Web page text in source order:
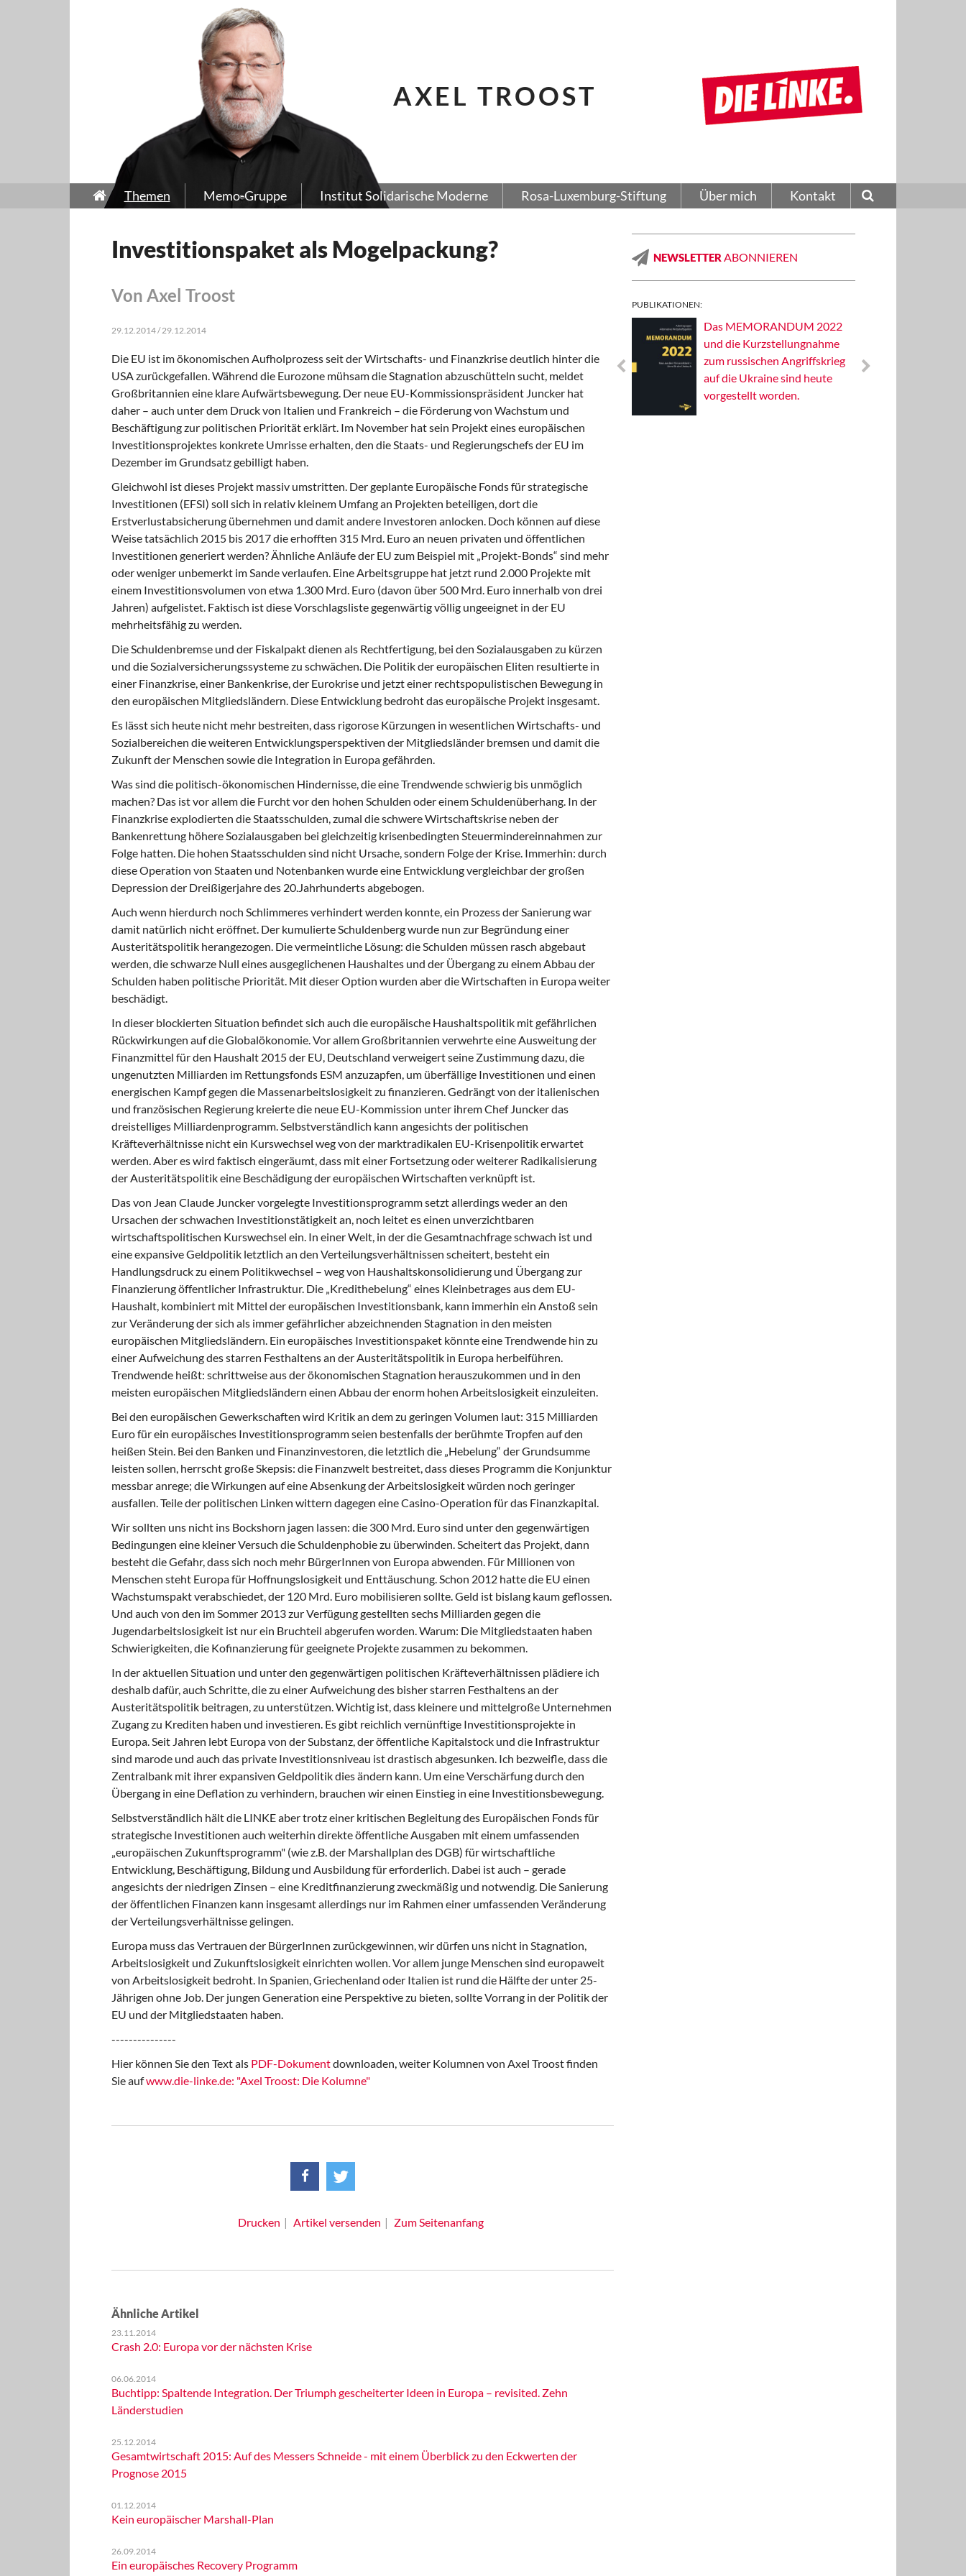
AXEL TROOST
Themen Memo-Gruppe Institut Solidarische Moderne Rosa-Luxemburg-Stiftung Über mich Kontakt
Investitionspaket als Mogelpackung?
Von Axel Troost
29.12.2014 / 29.12.2014
Die EU ist im ökonomischen Aufholprozess seit der Wirtschafts- und Finanzkrise deutlich hinter die
USA zurückgefallen. Während die Eurozone mühsam die Stagnation abzuschütteln sucht, meldet
Großbritannien eine klare Aufwärtsbewegung. Der neue EU-Kommissionspräsident Juncker hat
daher – auch unter dem Druck von Italien und Frankreich – die Förderung von Wachstum und
Beschäftigung zur politischen Priorität erklärt. Im November hat sein Projekt eines europäischen
Investitionsprojektes konkrete Umrisse erhalten, den die Staats- und Regierungschefs der EU im
Dezember im Grundsatz gebilligt haben.
Gleichwohl ist dieses Projekt massiv umstritten. Der geplante Europäische Fonds für strategische
Investitionen (EFSI) soll sich in relativ kleinem Umfang an Projekten beteiligen, dort die
Erstverlustabsicherung übernehmen und damit andere Investoren anlocken. Doch können auf diese
Weise tatsächlich 2015 bis 2017 die erhofften 315 Mrd. Euro an neuen privaten und öffentlichen
Investitionen generiert werden? Ähnliche Anläufe der EU zum Beispiel mit „Projekt-Bonds“ sind mehr
oder weniger unbemerkt im Sande verlaufen. Eine Arbeitsgruppe hat jetzt rund 2.000 Projekte mit
einem Investitionsvolumen von etwa 1.300 Mrd. Euro (davon über 500 Mrd. Euro innerhalb von drei
Jahren) aufgelistet. Faktisch ist diese Vorschlagsliste gegenwärtig völlig ungeeignet in der EU
mehrheitsfähig zu werden.
Die Schuldenbremse und der Fiskalpakt dienen als Rechtfertigung, bei den Sozialausgaben zu kürzen
und die Sozialversicherungssysteme zu schwächen. Die Politik der europäischen Eliten resultierte in
einer Finanzkrise, einer Bankenkrise, der Eurokrise und jetzt einer rechtspopulistischen Bewegung in
den europäischen Mitgliedsländern. Diese Entwicklung bedroht das europäische Projekt insgesamt.
Es lässt sich heute nicht mehr bestreiten, dass rigorose Kürzungen in wesentlichen Wirtschafts- und
Sozialbereichen die weiteren Entwicklungsperspektiven der Mitgliedsländer bremsen und damit die
Zukunft der Menschen sowie die Integration in Europa gefährden.
Was sind die politisch-ökonomischen Hindernisse, die eine Trendwende schwierig bis unmöglich
machen? Das ist vor allem die Furcht vor den hohen Schulden oder einem Schuldenüberhang. In der
Finanzkrise explodierten die Staatsschulden, zumal die schwere Wirtschaftskrise neben der
Bankenrettung höhere Sozialausgaben bei gleichzeitig krisenbedingten Steuermindereinnahmen zur
Folge hatten. Die hohen Staatsschulden sind nicht Ursache, sondern Folge der Krise. Immerhin: durch
diese Operation von Staaten und Notenbanken wurde eine Entwicklung vergleichbar der großen
Depression der Dreißigerjahre des 20.Jahrhunderts abgebogen.
Auch wenn hierdurch noch Schlimmeres verhindert werden konnte, ein Prozess der Sanierung war
damit natürlich nicht eröffnet. Der kumulierte Schuldenberg wurde nun zur Begründung einer
Austeritätspolitik herangezogen. Die vermeintliche Lösung: die Schulden müssen rasch abgebaut
werden, die schwarze Null eines ausgeglichenen Haushaltes und der Übergang zu einem Abbau der
Schulden haben politische Priorität. Mit dieser Option wurden aber die Wirtschaften in Europa weiter
beschädigt.
In dieser blockierten Situation befindet sich auch die europäische Haushaltspolitik mit gefährlichen
Rückwirkungen auf die Globalökonomie. Vor allem Großbritannien verwehrte eine Ausweitung der
Finanzmittel für den Haushalt 2015 der EU, Deutschland verweigert seine Zustimmung dazu, die
ungenutzten Milliarden im Rettungsfonds ESM anzuzapfen, um überfällige Investitionen und einen
energischen Kampf gegen die Massenarbeitslosigkeit zu finanzieren. Gedrängt von der italienischen
und französischen Regierung kreierte die neue EU-Kommission unter ihrem Chef Juncker das
dreistelliges Milliardenprogramm. Selbstverständlich kann angesichts der politischen
Kräfteverhältnisse nicht ein Kurswechsel weg von der marktradikalen EU-Krisenpolitik erwartet
werden. Aber es wird faktisch eingeräumt, dass mit einer Fortsetzung oder weiterer Radikalisierung
der Austeritätspolitik eine Beschädigung der europäischen Wirtschaften verknüpft ist.
Das von Jean Claude Juncker vorgelegte Investitionsprogramm setzt allerdings weder an den
Ursachen der schwachen Investitionstätigkeit an, noch leitet es einen unverzichtbaren
wirtschaftspolitischen Kurswechsel ein. In einer Welt, in der die Gesamtnachfrage schwach ist und
eine expansive Geldpolitik letztlich an den Verteilungsverhältnissen scheitert, besteht ein
Handlungsdruck zu einem Politikwechsel – weg von Haushaltskonsolidierung und Übergang zur
Finanzierung öffentlicher Infrastruktur. Die „Kredithebelung“ eines Kleinbetrages aus dem EU-
Haushalt, kombiniert mit Mittel der europäischen Investitionsbank, kann immerhin ein Anstoß sein
zur Veränderung der sich als immer gefährlicher abzeichnenden Stagnation in den meisten
europäischen Mitgliedsländern. Ein europäisches Investitionspaket könnte eine Trendwende hin zu
einer Aufweichung des starren Festhaltens an der Austeritätspolitik in Europa herbeiführen.
Trendwende heißt: schrittweise aus der ökonomischen Stagnation herauszukommen und in den
meisten europäischen Mitgliedsländern einen Abbau der enorm hohen Arbeitslosigkeit einzuleiten.
Bei den europäischen Gewerkschaften wird Kritik an dem zu geringen Volumen laut: 315 Milliarden
Euro für ein europäisches Investitionsprogramm seien bestenfalls der berühmte Tropfen auf den
heißen Stein. Bei den Banken und Finanzinvestoren, die letztlich die „Hebelung“ der Grundsumme
leisten sollen, herrscht große Skepsis: die Finanzwelt bestreitet, dass dieses Programm die Konjunktur
messbar anrege; die Wirkungen auf eine Absenkung der Arbeitslosigkeit würden noch geringer
ausfallen. Teile der politischen Linken wittern dagegen eine Casino-Operation für das Finanzkapital.
Wir sollten uns nicht ins Bockshorn jagen lassen: die 300 Mrd. Euro sind unter den gegenwärtigen
Bedingungen eine kleiner Versuch die Schuldenphobie zu überwinden. Scheitert das Projekt, dann
besteht die Gefahr, dass sich noch mehr BürgerInnen von Europa abwenden. Für Millionen von
Menschen steht Europa für Hoffnungslosigkeit und Enttäuschung. Schon 2012 hatte die EU einen
Wachstumspakt verabschiedet, der 120 Mrd. Euro mobilisieren sollte. Geld ist bislang kaum geflossen.
Und auch von den im Sommer 2013 zur Verfügung gestellten sechs Milliarden gegen die
Jugendarbeitslosigkeit ist nur ein Bruchteil abgerufen worden. Warum: Die Mitgliedstaaten haben
Schwierigkeiten, die Kofinanzierung für geeignete Projekte zusammen zu bekommen.
In der aktuellen Situation und unter den gegenwärtigen politischen Kräfteverhältnissen plädiere ich
deshalb dafür, auch Schritte, die zu einer Aufweichung des bisher starren Festhaltens an der
Austeritätspolitik beitragen, zu unterstützen. Wichtig ist, dass kleinere und mittelgroße Unternehmen
Zugang zu Krediten haben und investieren. Es gibt reichlich vernünftige Investitionsprojekte in
Europa. Seit Jahren lebt Europa von der Substanz, der öffentliche Kapitalstock und die Infrastruktur
sind marode und auch das private Investitionsniveau ist drastisch abgesunken. Ich bezweifle, dass die
Zentralbank mit ihrer expansiven Geldpolitik dies ändern kann. Um eine Verschärfung durch den
Übergang in eine Deflation zu verhindern, brauchen wir einen Einstieg in eine Investitionsbewegung.
Selbstverständlich hält die LINKE aber trotz einer kritischen Begleitung des Europäischen Fonds für
strategische Investitionen auch weiterhin direkte öffentliche Ausgaben mit einem umfassenden
„europäischen Zukunftsprogramm" (wie z.B. der Marshallplan des DGB) für wirtschaftliche
Entwicklung, Beschäftigung, Bildung und Ausbildung für erforderlich. Dabei ist auch – gerade
angesichts der niedrigen Zinsen – eine Kreditfinanzierung zweckmäßig und notwendig. Die Sanierung
der öffentlichen Finanzen kann insgesamt allerdings nur im Rahmen einer umfassenden Veränderung
der Verteilungsverhältnisse gelingen.
Europa muss das Vertrauen der BürgerInnen zurückgewinnen, wir dürfen uns nicht in Stagnation,
Arbeitslosigkeit und Zukunftslosigkeit einrichten wollen. Vor allem junge Menschen sind europaweit
von Arbeitslosigkeit bedroht. In Spanien, Griechenland oder Italien ist rund die Hälfte der unter 25-
Jährigen ohne Job. Der jungen Generation eine Perspektive zu bieten, sollte Vorrang in der Politik der
EU und der Mitgliedstaaten haben.
---------------
Hier können Sie den Text als PDF-Dokumentdownloaden, weiter Kolumnen von Axel Troost finden
Sie aufwww.die-linke.de: "Axel Troost: Die Kolumne"
Drucken Artikel versenden Zum Seitenanfang
Ähnliche Artikel
23.11.2014
Crash 2.0: Europa vor der nächsten Krise
06.06.2014
Buchtipp: Spaltende Integration. Der Triumph gescheiterter Ideen in Europa – revisited. Zehn
Länderstudien
25.12.2014
Gesamtwirtschaft 2015: Auf des Messers Schneide - mit einem Überblick zu den Eckwerten der
Prognose 2015
01.12.2014
Kein europäischer Marshall-Plan
26.09.2014
Ein europäisches Recovery Programm
NEWSLETTER ABONNIEREN
PUBLIKATIONEN:
Das MEMORANDUM 2022
und die Kurzstellungnahme
zum russischen Angriffskrieg
auf die Ukraine sind heute
vorgestellt worden.